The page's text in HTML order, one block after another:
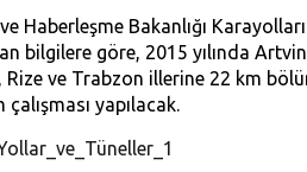
Haberleşme Bakanlığı
bilgilere göre, 2015 yılında
Rize ve Trabzon illerine 22 km
yapılacak.